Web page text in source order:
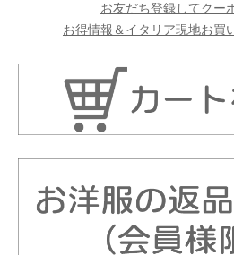
お友だち登録してクー
お得情報＆イタリア現地お買